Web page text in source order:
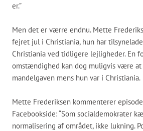
er.”
Men det er værre endnu. Mette
fejret jul i Christiania, hun har
Christiania ved tidligere lejligheder. En
omstændighed kan dog muligvis være
mandelgaven mens hun var i Christiania.
Mette Frederiksen kommenterer
Facebookside: “Som socialdemokrater
normalisering af området, ikke lukning.